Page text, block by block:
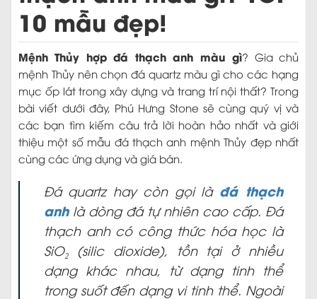
10 mẫu đẹp!
Mệnh Thủy hợp đá thạch anh màu gì? Gia chủ
mệnh Thủy nên chọn đá quartz màu gì cho các hạng
mục ốp lát trong xây dựng và trang trí nội thất? Trong
bài viết dưới đây, Phú Hưng Stone sẽ cùng quý vị và
các bạn tìm kiếm câu trả lời hoàn hảo nhất và giới
thiệu một số mẫu đá thạch anh mệnh Thủy đẹp nhất
cùng các ứng dụng và giá bán.
Đá quartz hay còn gọi là đá thạch
anhlà dòng đá tự nhiên cao cấp. Đá
thạch anh có công thức hóa học là
SiO₂ (silic dioxide), tồn tại ở nhiều
dạng khác nhau, từ dạng tinh thể
trong suốt đến dạng vi tinh thể. Ngoài